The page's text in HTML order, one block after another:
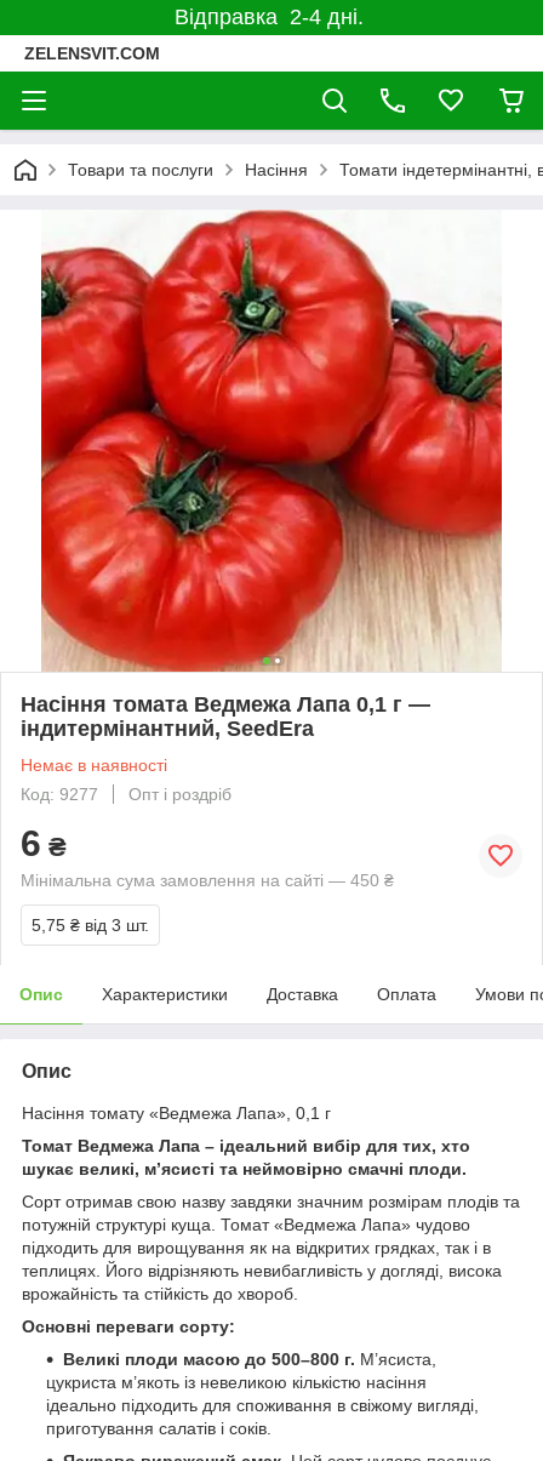
Відправка 2-4 дні.
ZELENSVIT.COM
Товари та послуги Насіння Томати індетермінантні,
Насіння томата Ведмежа Лапа 0,1 г —
індитермінантний, SeedEra
Немає в наявності
Код: 9277
Опт і роздріб
6 ₴
Мінімальна сума замовлення на сайті — 450 ₴
5,75 ₴ від 3 шт.
Опис Характеристики Доставка Оплата Умови
Опис
Насіння томату «Ведмежа Лапа», 0,1 г
Томат Ведмежа Лапа – ідеальний вибір для тих, хто
шукає великі, м’ясисті та неймовірно смачні плоди.
Сорт отримав свою назву завдяки значним розмірам плодів та
потужній структурі куща. Томат «Ведмежа Лапа» чудово
підходить для вирощування як на відкритих грядках, так і в
теплицях. Його відрізняють невибагливість у догляді, висока
врожайність та стійкість до хвороб.
Основні переваги сорту:
Великі плоди масою до 500–800 г. М’ясиста,
цукриста м’якоть із невеликою кількістю насіння
ідеально підходить для споживання в свіжому вигляді,
приготування салатів і соків.